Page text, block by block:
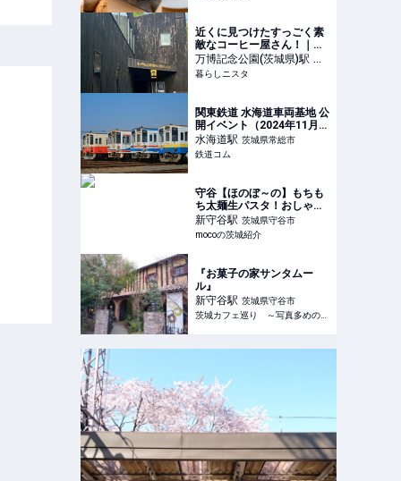
近くに見つけたすっごく素
敵なコーヒー屋さん！｜生
活のアイデア｜暮らしニス
タ
万博記念公園(茨城県)駅 茨
城県つくば市
暮らしニスタ
関東鉄道 水海道車両基地 公
開イベント（2024年11月3
日） - 鉄道コム
水海道駅 茨城県常総市
鉄道コム
守谷【ほのぼ～の】もちも
ち太麺生パスタ！おしゃれ
な穴場ランチ |
新守谷駅 茨城県守谷市
mocoの茨城紹介
『お菓子の家サンタムー
ル』
新守谷駅 茨城県守谷市
茨城カフェ巡り ～写真多めのカフェブログ～